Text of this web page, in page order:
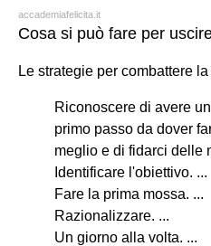
accademiafelicita.it
Cosa si può fare per
Le strategie per combattere
Riconoscere di avere
primo passo da dover
meglio e di fidarci delle
Identificare l'obiettivo. ...
Fare la prima mossa. ...
Razionalizzare. ...
Un giorno alla volta. ...